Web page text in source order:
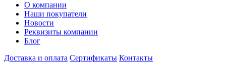
О компании
Наши покупатели
Новости
Реквизиты компании
Блог
Доставка и оплата Сертификаты Контакты